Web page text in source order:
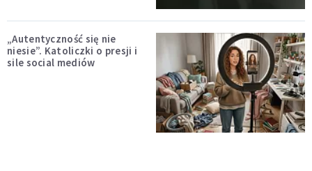
„Autentyczność się nie
niesie”. Katoliczki o presji i
sile social mediów